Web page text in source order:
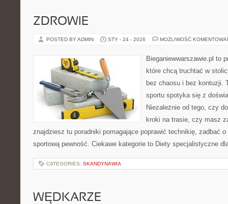
ZDROWIE
POSTED BY ADMIN STY - 24 - 2026 MOŻLIWOŚĆ
Bieganiewwarszawie.pl to
które chcą truchtać w
bez chaosu i bez kontuzji.
sportu spotyka się z
Niezależnie od tego, czy
kroki na trasie, czy masz
znajdziesz tu poradniki pomagające poprawić technikię, zadbać
sportową pewność. Ciekawe kategorie to Diety specjalistyczne
CATEGORIES: SKANDYNAWIA
WĘDKARZE